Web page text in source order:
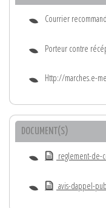
Courrier
Porteur contre
Http://marches.e-
DOCUMENT(S)
reglement-de-
avis-dappel-